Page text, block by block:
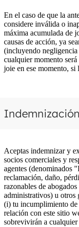
En el caso de que la
considere inválida o
máxima acumulada de
causas de acción, ya
(incluyendo
cualquier momento
joie en ese momento, si
Indemnización
Aceptas indemnizar y
socios comerciales y
agentes (denominados
reclamación, daño,
razonables de
administrativos) u otros
(i) tu incumplimiento de
relación con este sitio
sobrevivirán a cualquier